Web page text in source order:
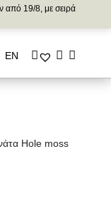
από 19/8, με σειρά
ΕΝ
Hole moss